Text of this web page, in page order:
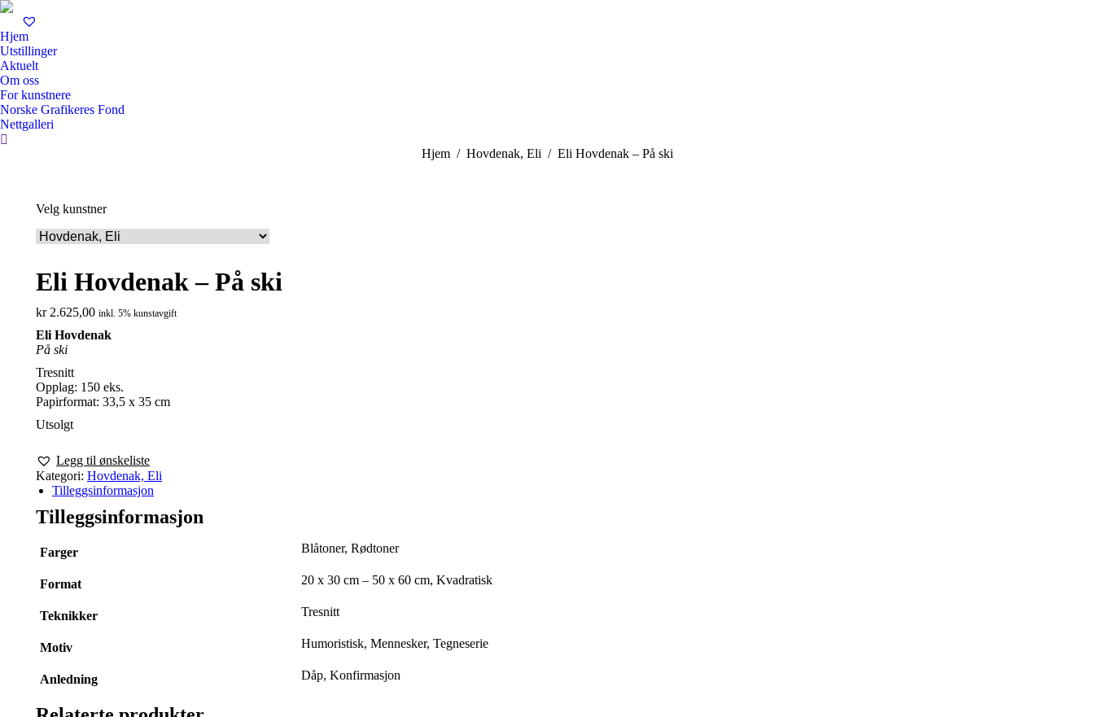
Hjem
Utstillinger
Aktuelt
Om oss
For kunstnere
Norske Grafikeres Fond
Nettgalleri
Search:
You are here:
Hjem Hovdenak, Eli Eli Hovdenak – På ski
Velg kunstner
Eli Hovdenak – På ski
kr2.625,00 inkl. 5% kunstavgift
Eli Hovdenak
På ski
Tresnitt
Opplag: 150 eks.
Papirformat: 33,5 x 35 cm
Utsolgt
Legg til ønskeliste
Kategori: Hovdenak, Eli
Tilleggsinformasjon
Tilleggsinformasjon
Farger Blåtoner, Rødtoner
Format 20 x 30 cm – 50 x 60 cm, Kvadratisk
Teknikker Tresnitt
Motiv Humoristisk, Mennesker, Tegneserie
Anledning Dåp, Konfirmasjon